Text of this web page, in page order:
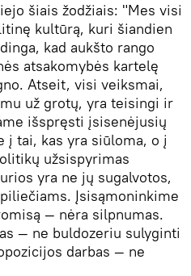
šiais žodžiais: "Mes visi
kultūrą, kuri šiandien
kad aukšto rango
atsakomybės kartelę
Atseit, visi veiksmai,
už grotų, yra teisingi ir
išspręsti įsisenėjusių
į tai, kas yra siūloma, o į
užsispyrimas
yra ne jų sugalvotos,
Įsisąmoninkime
— nėra silpnumas.
— ne buldozeriu sulyginti
darbas — ne